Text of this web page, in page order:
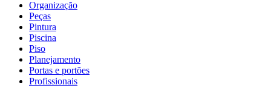
Organização
Peças
Pintura
Piscina
Piso
Planejamento
Portas e portões
Profissionais